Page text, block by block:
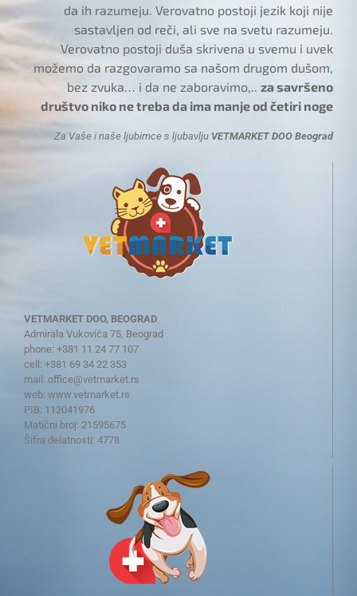
da ih razumeju. Verovatno postoji jezik koji nije
sastavljen od reči, ali sve na svetu razumeju.
Verovatno postoji duša skrivena u svemu i uvek
možemo da razgovaramo sa našom drugom dušom,
bez zvuka… i da ne zaboravimo,..za savršeno
društvo niko ne treba da ima manje od četiri noge
Za Vaše i naše ljubimce s ljubavlju VETMARKET DOO Beograd
VETMARKET DOO, BEOGRAD
Admirala Vukovića 75, Beograd
phone: +381 11 24 77 107
cell: +381 69 34 22 353
mail: office@vetmarket.rs
web: www.vetmarket.rs
PIB: 112041976
Matični broj: 21595675
Šifra delatnosti: 4778